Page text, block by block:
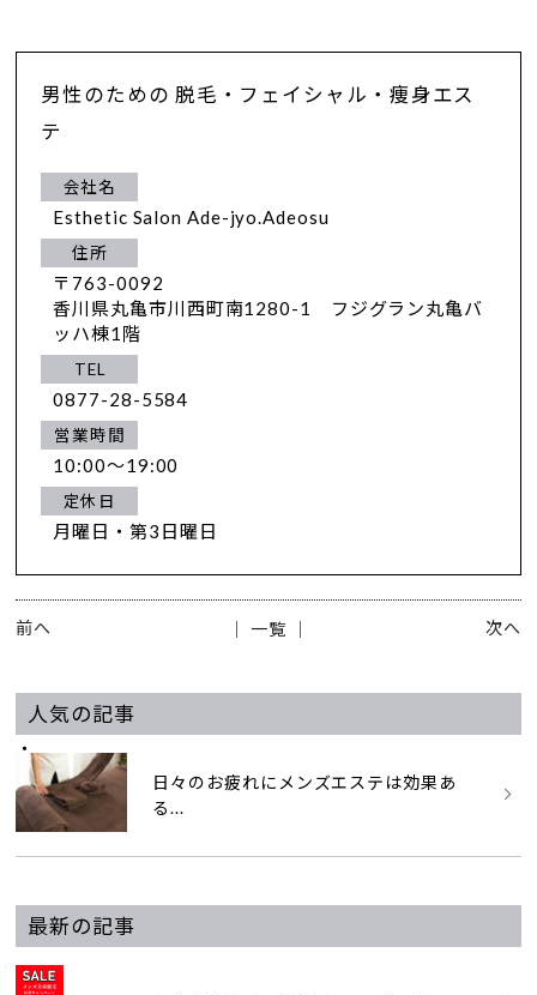
男性のための 脱毛・フェイシャル・痩身エス
テ
会社名
Esthetic Salon Ade-jyo.Adeosu
住所
〒763-0092
香川県丸亀市川西町南1280-1 フジグラン丸亀バ
ッハ棟1階
TEL
0877-28-5584
営業時間
10:00～19:00
定休日
月曜日・第3日曜日
前へ 次へ
│ 一覧 │
人気の記事
日々のお疲れにメンズエステは効果あ
る...
最新の記事